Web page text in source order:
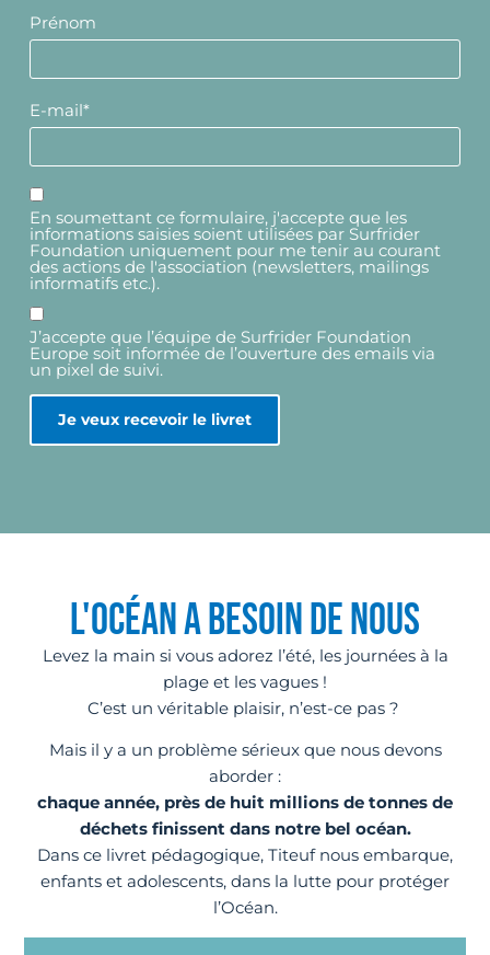
Prénom
E-mail*
En soumettant ce formulaire, j'accepte que les
informations saisies soient utilisées par Surfrider
Foundation uniquement pour me tenir au courant
des actions de l'association (newsletters, mailings
informatifs etc.).
J’accepte que l’équipe de Surfrider Foundation
Europe soit informée de l’ouverture des emails via
un pixel de suivi.
L'OCÉAN A BESOIN DE NOUS
Levez la main si vous adorez l’été, les journées à la
plage et les vagues !
C’est un véritable plaisir, n’est-ce pas ?
Mais il y a un problème sérieux que nous devons
aborder :
chaque année, près de huit millions de tonnes de
déchets finissent dans notre bel océan.
Dans ce livret pédagogique, Titeuf nous embarque,
enfants et adolescents, dans la lutte pour protéger
l’Océan.